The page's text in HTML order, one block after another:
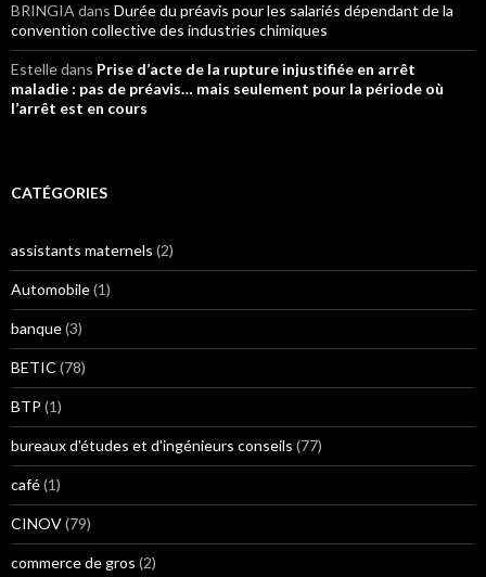
BRINGIA dans Durée du préavis pour les salariés dépendant de la
convention collective des industries chimiques
Estelledans Prise d’acte de la rupture injustifiée en arrêt
maladie : pas de préavis… mais seulement pour la période où
l’arrêt est en cours
CATÉGORIES
assistants maternels (2)
Automobile(1)
banque(3)
BETIC (78)
BTP (1)
bureaux d'études et d'ingénieurs conseils (77)
café(1)
CINOV(79)
commerce de gros (2)